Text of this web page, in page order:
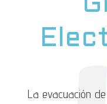
La evacuación